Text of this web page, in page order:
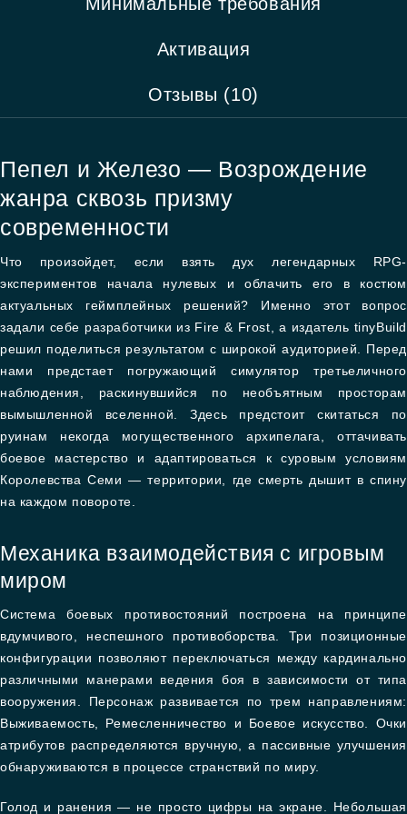
Активация
Отзывы (10)
Пепел и Железо — Возрождение
жанра сквозь призму
современности
Что произойдет, если взять дух легендарных RPG-
экспериментов начала нулевых и облачить его в костюм
актуальных геймплейных решений? Именно этот вопрос
задали себе разработчики из Fire & Frost, а издатель tinyBuild
решил поделиться результатом с широкой аудиторией. Перед
нами предстает погружающий симулятор третьеличного
наблюдения, раскинувшийся по необъятным просторам
вымышленной вселенной. Здесь предстоит скитаться по
руинам некогда могущественного архипелага, оттачивать
боевое мастерство и адаптироваться к суровым условиям
Королевства Семи — территории, где смерть дышит в спину
на каждом повороте.
Механика взаимодействия с игровым
миром
Система боевых противостояний построена на принципе
вдумчивого, неспешного противоборства. Три позиционные
конфигурации позволяют переключаться между кардинально
различными манерами ведения боя в зависимости от типа
вооружения. Персонаж развивается по трем направлениям:
Выживаемость, Ремесленничество и Боевое искусство. Очки
атрибутов распределяются вручную, а пассивные улучшения
обнаруживаются в процессе странствий по миру.
Голод и ранения — не просто цифры на экране. Небольшая